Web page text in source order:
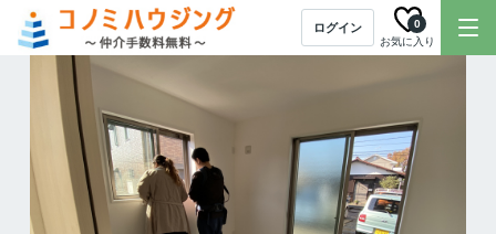
ログイン
お気に入り
0